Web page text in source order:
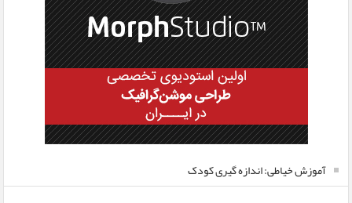
آموزش خیاطی: اندازه گیری کودک